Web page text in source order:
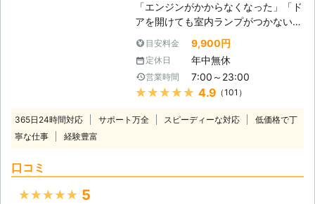
テリーの問題を解決するのか？】 弊
社はジャンプスタートを使ってお客様
のカーバッテリーへ電力を注入しま
す。ジャンプスタートとは、弊社の自
続することです。 もし、それで解決
できなかった場合、バッテリーが寿命
の可能性があります。そんなときは、
車のバッテリーを交換いたしますので
「エンジンがかからなくなった」「ド
アを開けても室内ランプがつかない」
バッテリーが上がってしまうと車にこ
のような症状があらわれます。 バッ
テリーが上がる＝バッテリーに蓄電さ
れている電気がないので車を動かすこ
とができなくなります。 普段は動い
困りますし、慣れていない方はパニッ
目安料金 9,900円
定休日 年中無休
営業時間 7:00～23:00
★★★★★ 4.9 （101）
365日24時間対応 サポート万全 スピーディーな対応
低価格で丁
寧な仕事
経験豊富
口コミ
★★★★★ 5